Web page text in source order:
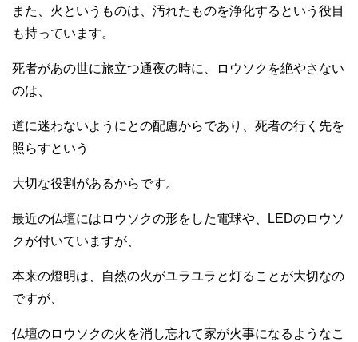
また、火というものは、汚れたものを浄化するという役目
も持っています。
死者があの世に旅立つ通夜の時に、ロウソクを絶やさない
のは、
道に迷わないようにとの配慮からであり、死者の行く先を
照らすという
大切な役割があるからです。
最近の仏壇にはロウソクの形をした電球や、LEDのロウソ
クが付いていますが、
本来の燈明は、自然の火がユラユラと灯ることが大切なの
ですが、
仏壇のロウソクの火を消し忘れて家が火事になるようなこ